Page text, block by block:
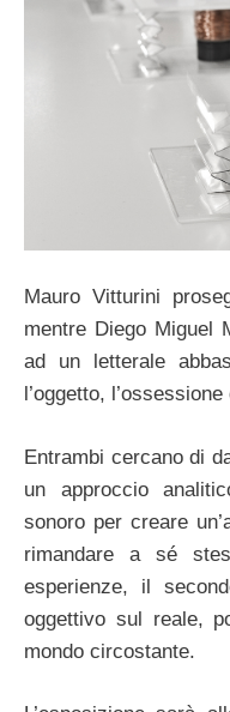
Mauro Vitturini
mentre Diego Miguel
ad un letterale
l’oggetto, l’ossessione
Entrambi cercano di
un approccio
sonoro per creare
rimandare a sé
esperienze, il
oggettivo sul reale,
mondo circostante.